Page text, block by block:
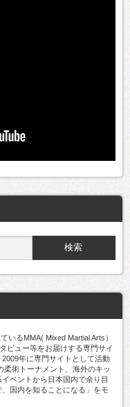
いるMMA( Mixed Martial Arts）
ビュー等をお届けする専門サイ
年に専門サイトとして活動
術トーナメント、海外のキッ
ベントから日本国内で余り目
国内を知ることになる」をモ